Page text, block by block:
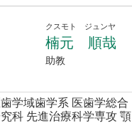
クスモト ジュンヤ
楠元 順哉
助教
学域歯学系 医歯学総合
科 先進治療科学専攻 顎